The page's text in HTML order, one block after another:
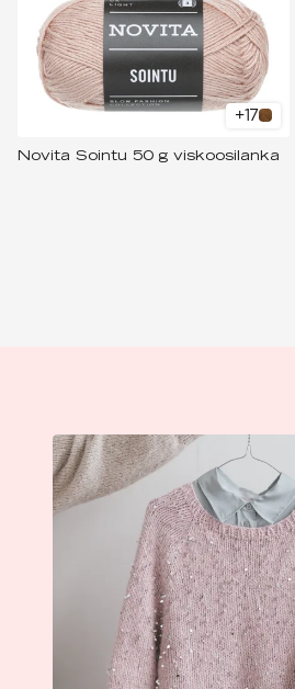
+17
Novita Sointu 50 g viskoosilanka